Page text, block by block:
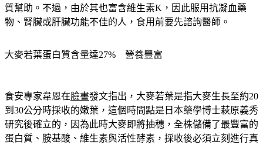
基酸包含BCAA和色胺酸，另外還有GABA，對睡眠品質有實
質幫助。不過，由於其也富含維生素K，因此服用抗凝血藥
食安專家韋恩在臉書發文指出，大麥若葉是指大麥生長至約20
到30公分時採收的嫩葉，這個時間點是日本藥學博士萩原義秀
研究後確立的，因為此時大麥即將抽穗，全株儲備了最豐富的